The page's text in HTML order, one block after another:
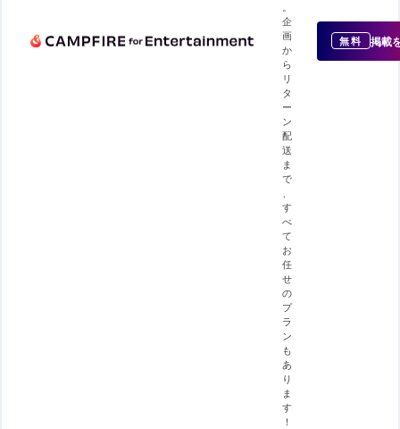
企
画
か
ら
リ
タ
ー
ン
配
送
ま
で
す
べ
て
お
任
せ
の
プ
ラ
ン
も
あ
り
ま
す
！
無料 掲載